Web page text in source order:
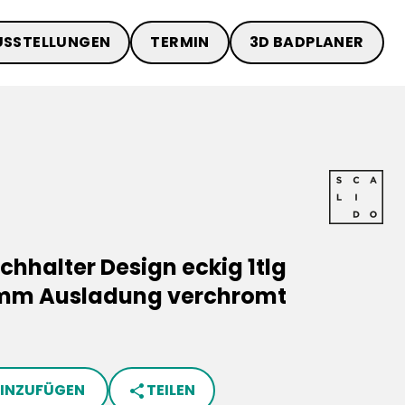
TERMIN 3D BADPLANER
Design eckig 1tlg
Ausladung verchromt
share TEILEN